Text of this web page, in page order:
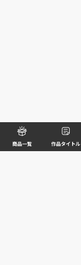
商品一覧 作品タイトル